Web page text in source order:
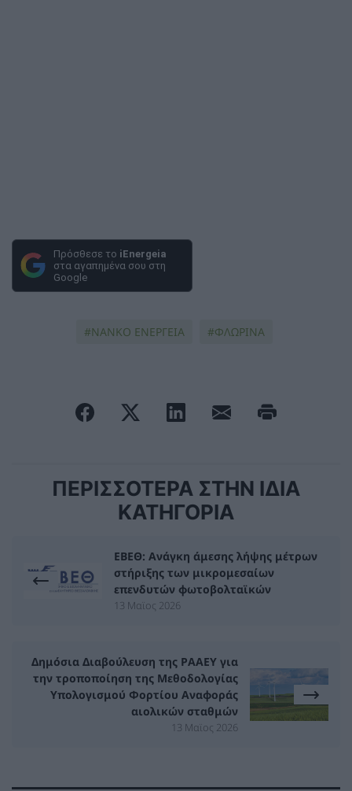
Πρόσθεσε το iEnergeia
στα αγαπημένα σου στη
Google
ΝΑΝΚΟ ΕΝΕΡΓΕΙΑ ΦΛΩΡΙΝΑ
ΠΕΡΙΣΣΟΤΕΡΑ ΣΤΗΝ ΙΔΙΑ
ΚΑΤΗΓΟΡΙΑ
ΕΒΕΘ: Ανάγκη άμεσης λήψης μέτρων
στήριξης των μικρομεσαίων
επενδυτών φωτοβολταϊκών
13 Μαϊος 2026
Δημόσια Διαβούλευση της ΡAΑΕY για
την τροποποίηση της Μεθοδολογίας
Υπολογισμού Φορτίου Αναφοράς
αιολικών σταθμών
13 Μαϊος 2026